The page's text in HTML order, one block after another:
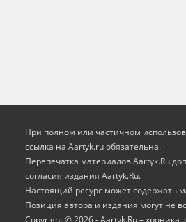
При полном или частичном
ссылка на Aartyk.ru oбязательна.
Перепечатка материалов Aartyk.Ru
согласия издания Aartyk.Ru.
Настоящий ресурс может содержать
Позиция автора и издания могут не
Copyright © 2026 - Aartyk.Ru –